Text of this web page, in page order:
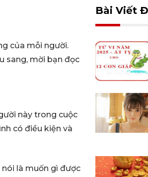
của mỗi người.
sang, mời bạn đọc
này trong cuộc
có điều kiện và
là muốn gì được
Bài Viết